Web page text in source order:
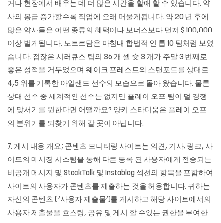
거나 현장에서 배우는 데 더 많은 시간을 할애 할 수 있습니다. 약
사의 봉급 증가할수록 직업에 오래 머물게됩니다. 약 20 년 후에
많은 약사들은 어떤 종류의 혜택이나 보너스보다 먼저 $ 100,000
이상 벌게됩니다. 노트르담은 마침내 합법적 인 톱 10 팀처럼 보였
습니다. 점잖은 시러큐스 팀의 36 개 셀 슛 3 개가 주말 3 번째로
좋은 성적을 거두었으며 웨이크 포레스트와 스탠포드를 상대로
4,5 위를 기록한 아일랜드 선수의 모습으로 돌아 왔습니다. 물론
상대 선수 중 세계적인 선수는 없지만 플레이 오프 팀이 덜 경쟁
에 맞서기를 원한다면 어떨까요? 양키 스타디움은 플레이 오프
의 분위기를 되찾기 위해 갈 곳이 아닙니다.
7. 게시 내용 개요; 콘텐츠 모니터링 사이트는 의견, 기사, 링크, 사
이트의 메시징 시스템을 통해 다른 등록 된 사용자에게 전송되는
비공개 메시지 및 StockTalk 및 Instablog 섹션의 항목을 포함하여
사이트의 사용자가 콘텐츠를 제출하는 것을 허용합니다. 귀하는
자신의 콘텐츠 ( ‘사용자 제출물’)를 게시하고 해당 사이트에서의
사용자 제출물을 호스팅, 공유 및 게시 할 수있는 권한을 부여한